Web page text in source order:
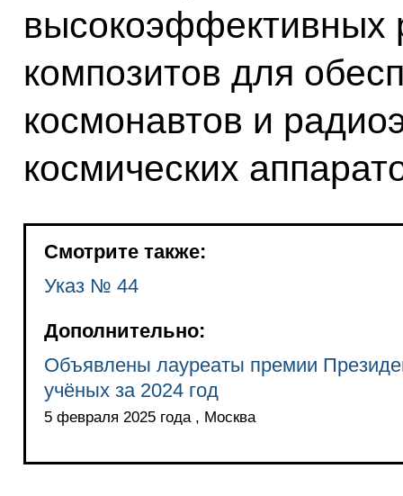
высокоэффективных
композитов для
космонавтов и
космических
Смотрите также:
Указ № 44
Дополнительно:
Объявлены лауреаты премии
учёных за 2024 год
5 февраля 2025 года , Москва